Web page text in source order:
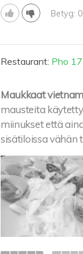
Betyg: 0
Restaurant: Pho 17
Maukkaat
mausteita
miinukset että
sisätiloissa vähän